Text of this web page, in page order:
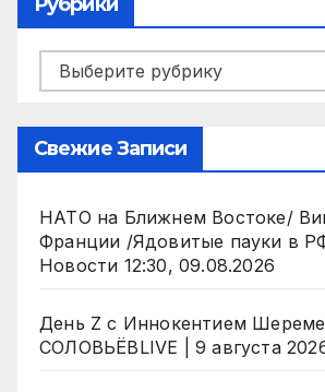
Рубрики
Свежие Записи
НАТО на Ближнем Востоке/
Франции /Ядовитые пауки в
Новости 12:30, 09.08.2026
День Z с Иннокентием
СОЛОВЬЁВLIVE | 9 августа